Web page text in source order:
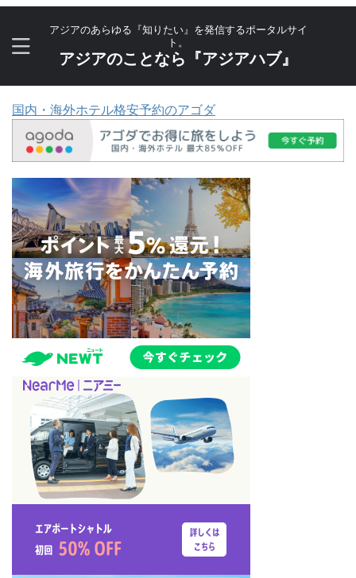
アジアのあらゆる『知りたい』を発信するポータルサイ
ト。
アジアのことなら『アジアハブ』
国内・海外ホテル格安予約のアゴダ